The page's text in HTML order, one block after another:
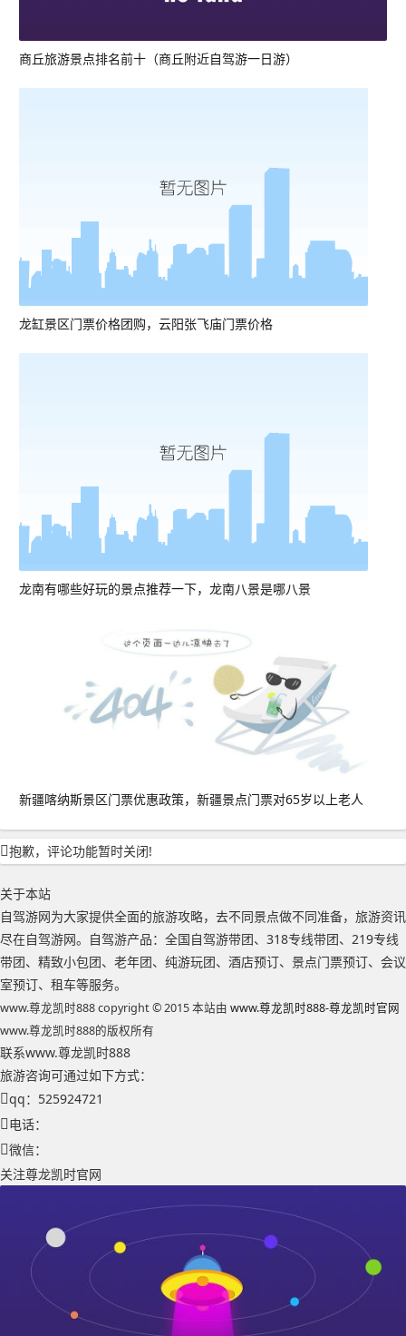
商丘旅游景点排名前十（商丘附近自驾游一日游）
龙缸景区门票价格团购，云阳张飞庙门票价格
龙南有哪些好玩的景点推荐一下，龙南八景是哪八景
新疆喀纳斯景区门票优惠政策，新疆景点门票对65岁以上老人
抱歉，评论功能暂时关闭!
关于本站
自驾游网为大家提供全面的旅游攻略，去不同景点做不同准备，旅游资讯
尽在自驾游网。自驾游产品：全国自驾游带团、318专线带团、219专线
带团、精致小包团、老年团、纯游玩团、酒店预订、景点门票预订、会议
室预订、租车等服务。
www.尊龙凯时888 copyright © 2015 本站由 www.尊龙凯时888-尊龙凯时官网
www.尊龙凯时888的版权所有
联系www.尊龙凯时888
旅游咨询可通过如下方式：
qq：525924721
电话：
微信：
关注尊龙凯时官网